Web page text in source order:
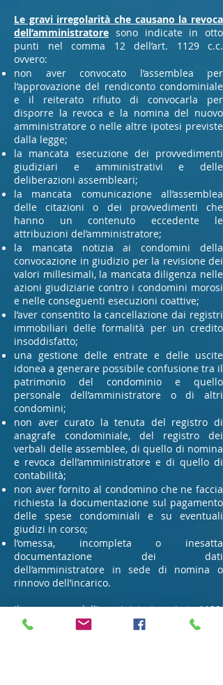
Le gravi irregolarità che causano la revoca
dell’amministratore sono indicate in otto
punti nel comma 12 dell’art. 1129 c.c.
ovvero:
non aver convocato l’assemblea per
l’approvazione del rendiconto condominiale
e il reiterato rifiuto di convocarla per
disporre la revoca e la nomina del nuovo
amministratore o nelle altre ipotesi previste
dalla legge;
la mancata esecuzione dei provvedimenti
giudiziari e amministrativi e delle
deliberazioni assembleari;
la mancata comunicazione all’assemblea
delle citazioni o dei provvedimenti che
hanno un contenuto eccedente le
attribuzioni del’amministratore;
la mancata notizia ai condomini della
convocazione in giudizio per la revisione dei
valori millesimali, la mancata diligenza nelle
azioni giudiziarie contro i condomini morosi
e nelle conseguenti esecuzioni coattive;
l’aver consentito la cancellazione dai registri
immobiliari delle formalità per un credito
insoddisfatto;
una gestione delle entrate e delle uscite
idonea a generare possibile confusione tra il
patrimonio del condominio e quello
personale dell’amministratore o di altri
condomini;
non aver curato la tenuta del registro di
anagrafe condominiale, del registro dei
verbali delle assemblee, di quello di nomina
e revoca dell’amministratore e di quello di
contabilità;
non aver fornito al condomino che ne faccia
richiesta la documentazione sul pagamento
delle spese condominiali e su eventuali
giudizi in corso;
l’omessa, incompleta o inesatta
documentazione dei dati
dell’amministratore in sede di nomina o
rinnovo dell’incarico.
Il compenso dell’amministratore (art. 1129,
14° comma C.C.)
deve essere determinato